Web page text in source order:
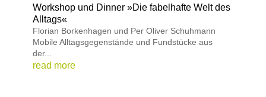
Workshop und Dinner »Die fabelhafte Welt des
Alltags«
Florian Borkenhagen und Per Oliver Schuhmann
Mobile Alltagsgegenstände und Fundstücke aus
der...
read more